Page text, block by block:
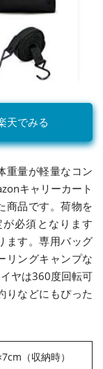
天でみる
重量が軽量なコン
キャリーカート
商品です。荷物を
必須となります
ます。専用バッグ
リングキャンプな
ヤは360度回転可
りなどにもぴった
（収納時）